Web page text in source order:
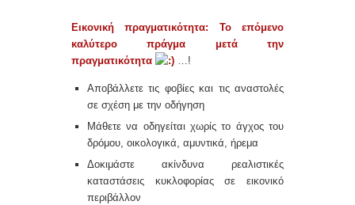
Εικονική πραγματικότητα: Το επόμενο
καλύτερο πράγμα μετά την
πραγματικότητα
…!
Αποβάλλετε τις φοβίες και τις αναστολές
σε σχέση με την οδήγηση
Μάθετε να οδηγείται χωρίς το άγχος του
δρόμου, οικολογικά, αμυντικά, ήρεμα
Δοκιμάστε ακίνδυνα ρεαλιστικές
καταστάσεις κυκλοφορίας σε εικονικό
περιβάλλον